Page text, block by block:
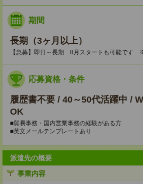
期間
長期（3ヶ月以上）
【急募】即日～長期 8月スタートも可能です
応募資格・条件
履歴書不要 / 40～50代活躍中 /
OK
■貿易事務・国内営業事務の経験がある方
■英文メールテンプレートあり
派遣先の概要
事業内容